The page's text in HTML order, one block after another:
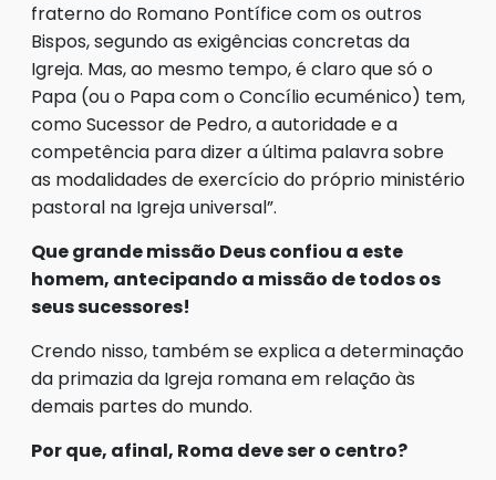
fraterno do Romano Pontífice com os outros
Bispos, segundo as exigências concretas da
Igreja. Mas, ao mesmo tempo, é claro que só o
Papa (ou o Papa com o Concílio ecuménico) tem,
como Sucessor de Pedro, a autoridade e a
competência para dizer a última palavra sobre
as modalidades de exercício do próprio ministério
pastoral na Igreja universal”.
Que grande missão Deus confiou a este
homem, antecipando a missão de todos os
seus sucessores!
Crendo nisso, também se explica a determinação
da primazia da Igreja romana em relação às
demais partes do mundo.
Por que, afinal, Roma deve ser o centro?